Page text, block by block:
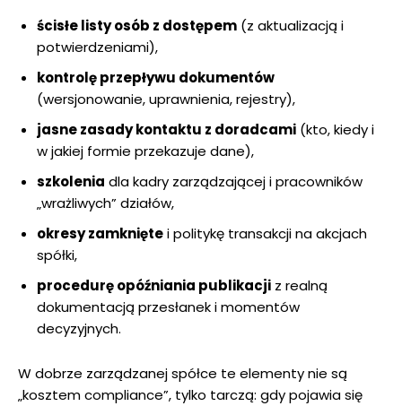
ścisłe listy osób z dostępem (z aktualizacją i
potwierdzeniami),
kontrolę przepływu dokumentów
(wersjonowanie, uprawnienia, rejestry),
jasne zasady kontaktu z doradcami (kto, kiedy i
w jakiej formie przekazuje dane),
szkolenia dla kadry zarządzającej i pracowników
„wrażliwych” działów,
okresy zamkniętei politykę transakcji na akcjach
spółki,
procedurę opóźniania publikacji z realną
dokumentacją przesłanek i momentów
decyzyjnych.
W dobrze zarządzanej spółce te elementy nie są
„kosztem compliance”, tylko tarczą: gdy pojawia się